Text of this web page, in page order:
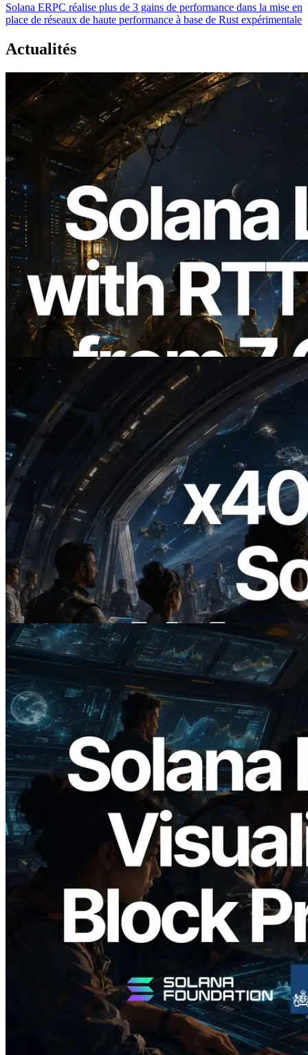
Solana ERPC réalise plus de 3 gains de performance dans la mise en
place de réseaux de haute performance à base de Rust expérimentale
Actualités
2026.08.05
ERPC étend l’API Solana Leader Slot
avec la mesure du ping depuis 7 régions
du monde — l’API Validators
Information est également lancée
2026.07.04
ERPC lance un RPC Solana compatible
x402 — L'ère où les agents IA paient à la
demande les API dont ils ont besoin
Lire cet article
2026.05.24
Validators Solutions lance le Solana Block
Analyzer — Visualisation du temps de
production de bloc par slot et des
validateurs assignés